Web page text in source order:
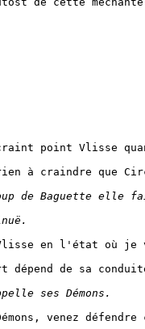
point Vlisse
à craindre que
de Baguette elle
en l'état où je
dépend de sa
ses Démons.
venez défendre